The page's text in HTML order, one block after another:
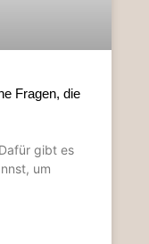
Fragen, die
gibt es
um